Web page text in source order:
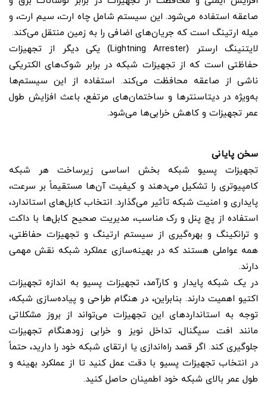
صاعقه استفاده می‌شود. این سیستم شامل چاه ارت، سیم ارت، و
میله ارتینگ است که جریان‌های اضافی را به زمین منتقل می‌کند.
لایتنینگ ارستر (Lightning Arrester) یکی دیگر از تجهیزات
حفاظتی است که از تجهیزات شبکه در برابر شوک‌های الکتریکی
ناشی از صاعقه محافظت می‌کند. استفاده از این سیستم‌ها
به‌ویژه در دیتاسنترها و ساختمان‌های مرتفع، باعث افزایش طول
عمر تجهیزات و کاهش خرابی‌ها می‌شود.
سخن پایانی
تجهیزات پسیو شبکه بخش اساسی زیرساخت هر شبکه
کامپیوتری را تشکیل می‌دهند و کیفیت آن‌ها مستقیماً بر سرعت،
پایداری و امنیت شبکه تأثیر می‌گذارد. انتخاب کابل‌های استاندارد،
استفاده از پچ پنل و رک مناسب، مدیریت صحیح کابل‌ها با داکت
و ترانکینگ و بهره‌گیری از سیستم ارتینگ و تجهیزات حفاظتی،
همه عواملی هستند که در بهینه‌سازی عملکرد شبکه نقش مهمی
دارند.
در یک شبکه پایدار و کارآمد، تجهیزات پسیو به اندازه تجهیزات
اکتیو اهمیت دارند. بنابراین، در هنگام طراحی و پیاده‌سازی شبکه،
توجه به استانداردهای این تجهیزات می‌تواند از بروز مشکلاتی
مانند افت سیگنال، تداخل نویز و خرابی زودهنگام تجهیزات
جلوگیری کند. اگر قصد راه‌اندازی یا ارتقای شبکه خود را دارید، حتماً
در انتخاب تجهیزات پسیو با دقت عمل کنید تا از عملکرد بهینه و
طول عمر بالای شبکه خود اطمینان حاصل کنید.